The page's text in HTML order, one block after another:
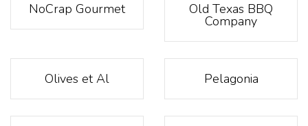
NoCrap Gourmet Old Texas BBQ
Company
Olives et Al Pelagonia